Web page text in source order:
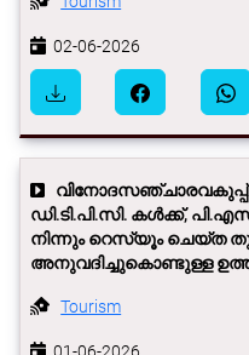
02-06-2026
വിനോദസഞ്ചാരവകുപ്പ് -
ഡി.ടി.പി.സി. കള്‍ക്ക്,
നിന്നും റെസ്യൂം ചെയ്ത
അനുവദിച്ചുകൊണ്ടുള്ള ഉത്തരവ്
Tourism